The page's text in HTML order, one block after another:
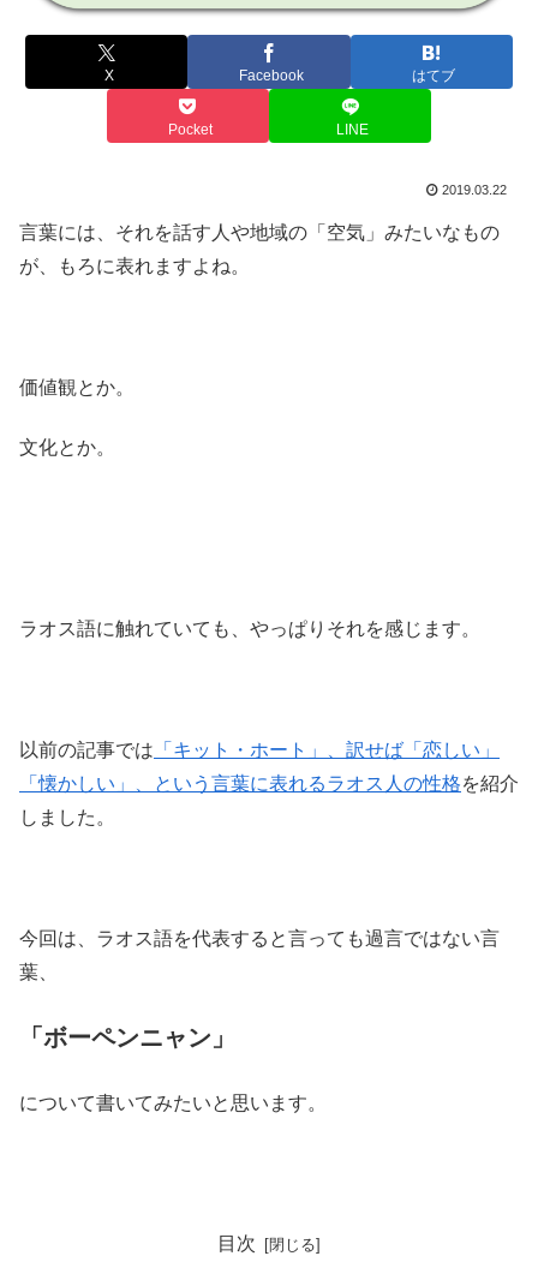
X Facebook はてブ
Pocket LINE
2019.03.22
言葉には、それを話す人や地域の「空気」みたいなもの
が、もろに表れますよね。
価値観とか。
文化とか。
ラオス語に触れていても、やっぱりそれを感じます。
以前の記事では 「キット・ホート」、訳せば「恋しい」
「懐かしい」、という言葉に表れるラオス人の性格を紹介
しました。
今回は、ラオス語を代表すると言っても過言ではない言
葉、
「ボーペンニャン」
について書いてみたいと思います。
目次